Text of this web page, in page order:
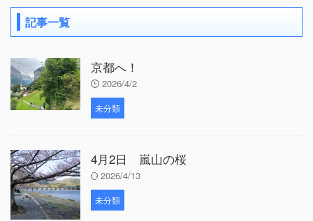
記事一覧
京都へ！
2026/4/2
未分類
4月2日 嵐山の桜
2026/4/13
未分類